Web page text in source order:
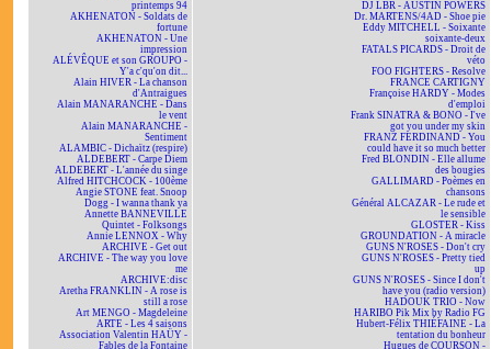
printemps 94
AKHENATON - Soldats de
fortune
AKHENATON - Une
impression
ALÉVÊQUE et son GROUPO -
Y'a c'qu'on dit...
Alain HIVER - La chanson
d'Antraigues
Alain MANARANCHE - Dans
le vent
Alain MANARANCHE -
Sentiment
ALAMBIC - Dichaïtz (respire)
ALDEBERT - Carpe Diem
ALDEBERT - L'année du singe
Alfred HITCHCOCK - 100ème
Angie STONE feat. Snoop
Dogg - I wanna thank ya
Annette BANNEVILLE
Quintet - Folksongs
Annie LENNOX - Why
ARCHIVE - Get out
ARCHIVE - The way you love
me
ARCHIVE:disc
Aretha FRANKLIN - A rose is
still a rose
Art MENGO - Magdeleine
ARTE - Les 4 saisons
Association Valentin HAÜY -
Fables de la Fontaine
DJ LBR - AUSTIN POWERS
Dr. MARTENS/4AD - Shoe pie
Eddy MITCHELL - Soixante
soixante-deux
FATALS PICARDS - Droit de
véto
FOO FIGHTERS - Resolve
FRANCE CARTIGNY
Françoise HARDY - Modes
d'emploi
Frank SINATRA & BONO - I've
got you under my skin
FRANZ FERDINAND - You
could have it so much better
Fred BLONDIN - Elle allume
des bougies
GALLIMARD - Poèmes en
chansons
Général ALCAZAR - Le rude et
le sensible
GLOSTER - Kiss
GROUNDATION - A miracle
GUNS N'ROSES - Don't cry
GUNS N'ROSES - Pretty tied
up
GUNS N'ROSES - Since I don't
have you (radio version)
HADOUK TRIO - Now
HARIBO Pik Mix by Radio FG
Hubert-Félix THIÉFAINE - La
tentation du bonheur
Hugues de COURSON -